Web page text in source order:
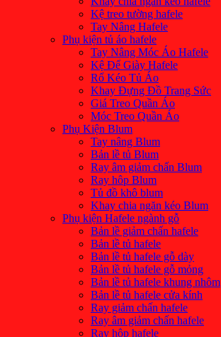
Kệ treo tường hafele
Tay Nâng Hafele
Phụ kiện tủ áo hafele
Tay Nâng Móc Áo Hafele
Kệ Để Giày Hafele
Rổ Kéo Tủ Áo
Khay Đựng Đồ Trang Sức
Giá Treo Quần Áo
Móc Treo Quần Áo
Phụ Kiện Blum
Tay nâng Blum
Bản lề tủ Blum
Ray âm giảm chấn Blum
Ray hôp Blum
Tủ đồ khô blum
Khay chia ngăn kéo Blum
Phụ kiện Hafele ngành gỗ
Bản lề giảm chấn hafele
Bản lề tủ hafele
Bản lề tủ hafele gỗ dày
Bản lề tủ hafele gỗ mỏng
Bản lề tủ hafele khung nhôm
Bản lề tủ hafele cửa kính
Ray giảm chấn hafele
Ray âm giảm chấn hafele
Ray hộp hafele